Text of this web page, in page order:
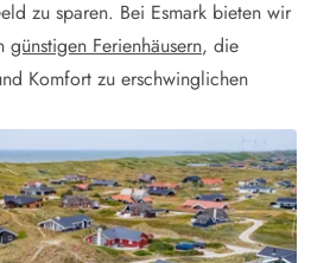
zu sparen. Bei Esmark bieten wir
günstigen Ferienhäusern, die
Komfort zu erschwinglichen